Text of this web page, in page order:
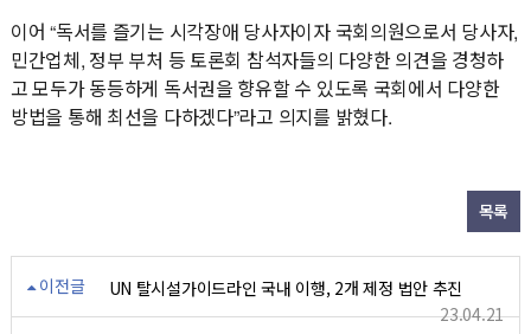
이어 “독서를 즐기는 시각장애 당사자이자 국회의원으로서 당사자,
민간업체, 정부 부처 등 토론회 참석자들의 다양한 의견을 경청하
고 모두가 동등하게 독서권을 향유할 수 있도록 국회에서 다양한
방법을 통해 최선을 다하겠다”라고 의지를 밝혔다.
목록
이전글
UN 탈시설가이드라인 국내 이행, 2개 제정 법안 추진
23.04.21